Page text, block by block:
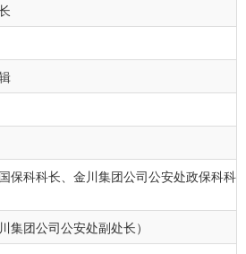
保科科长、金川集团公司公安处政保科科
集团公司公安处副处长）